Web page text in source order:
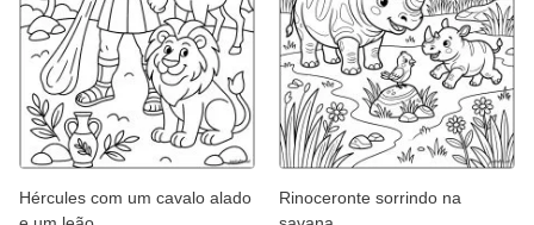
Hércules com um cavalo alado
Rinoceronte sorrindo na